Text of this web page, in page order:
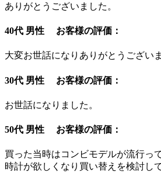
ありがとうございました。
40代 男性 お客様の評価：
大変お世話になりありがとうござい
30代 男性 お客様の評価：
お世話になりました。
50代 男性 お客様の評価：
買った当時はコンビモデルが流行っ
時計が欲しくなり買い替えを検討し